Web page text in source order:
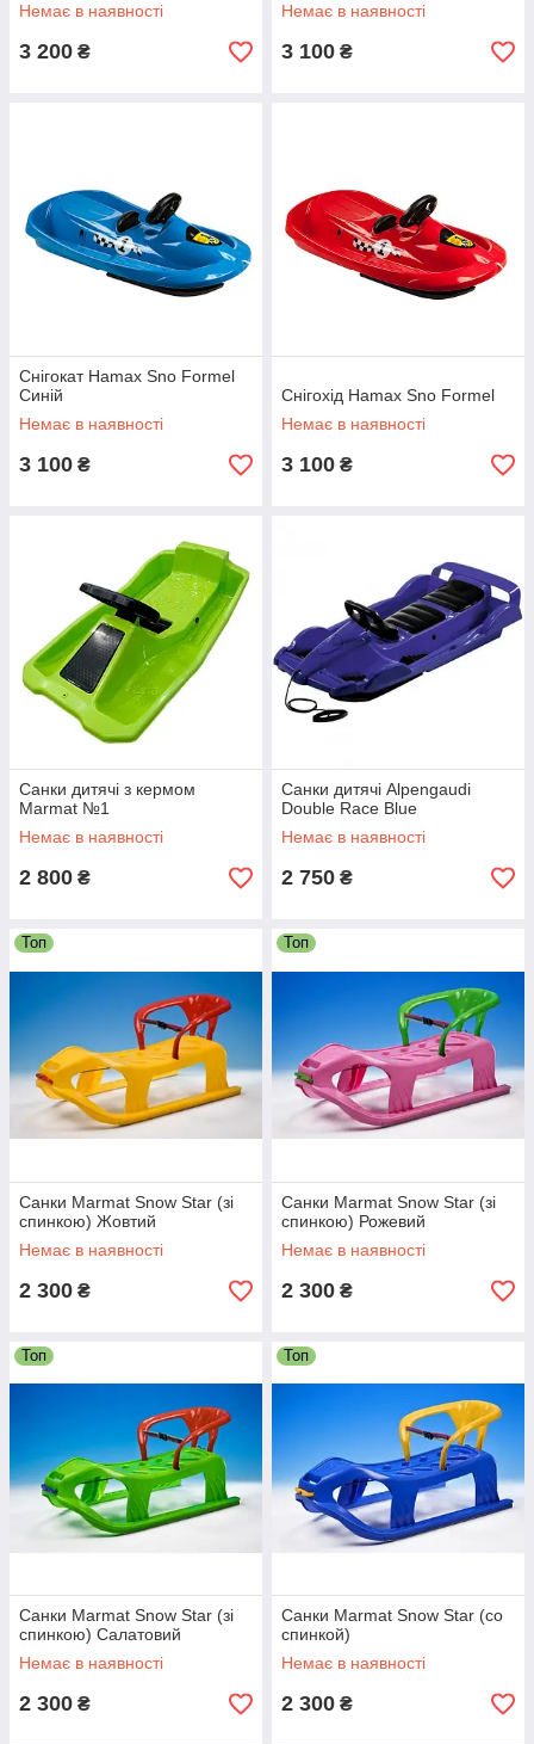
Немає в наявності
3 200 ₴
Немає в наявності
3 100 ₴
Снігокат Hamax Sno Formel
Синій
Немає в наявності
3 100 ₴
Снігохід Hamax Sno Formel
Немає в наявності
3 100 ₴
Санки дитячі з кермом
Marmat №1
Немає в наявності
2 800 ₴
Санки дитячі Alpengaudi
Double Race Blue
Немає в наявності
2 750 ₴
Топ
Санки Marmat Snow Star (зі
спинкою) Жовтий
Немає в наявності
2 300 ₴
Топ
Санки Marmat Snow Star (зі
спинкою) Рожевий
Немає в наявності
2 300 ₴
Топ
Санки Marmat Snow Star (зі
спинкою) Салатовий
Немає в наявності
2 300 ₴
Топ
Санки Marmat Snow Star (со
спинкой)
Немає в наявності
2 300 ₴